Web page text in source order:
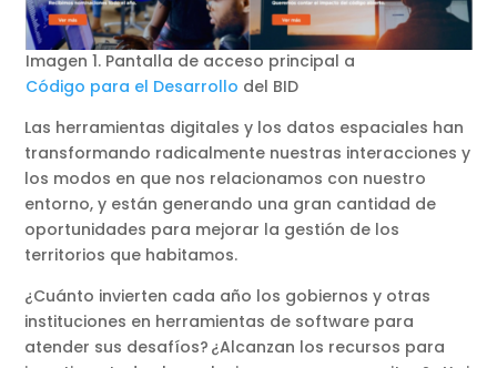
Imagen 1. Pantalla de acceso principal a
Código para el Desarrollo del BID
Las herramientas digitales y los datos espaciales han
transformando radicalmente nuestras interacciones y
los modos en que nos relacionamos con nuestro
entorno, y están generando una gran cantidad de
oportunidades para mejorar la gestión de los
territorios que habitamos.
¿Cuánto invierten cada año los gobiernos y otras
instituciones en herramientas de software para
atender sus desafíos? ¿Alcanzan los recursos para